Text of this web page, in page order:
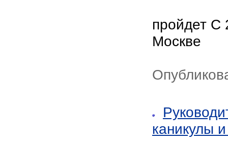
пройдет С
Москве
каникулы